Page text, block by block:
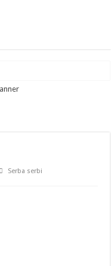
Media AI untuk Tingkatkan
Serba serbi